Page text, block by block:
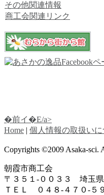
その他関連情報
商工会関連リンク
�前イ�E/a>
Home | 個人情報の取扱いに
Copyrights ©2009 Asaka-sci.
朝霞市商工会
〒３５１-００３３ 埼玉県
ＴＥＬ ０４８-４７０-